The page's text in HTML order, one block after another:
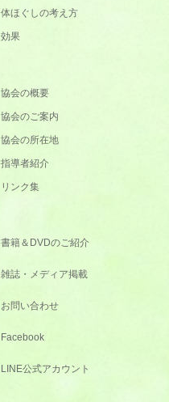
体ほぐしの考え方
効果
協会の概要
協会のご案内
協会の所在地
指導者紹介
リンク集
書籍＆DVDのご紹介
雑誌・メディア掲載
お問い合わせ
Facebook
LINE公式アカウント